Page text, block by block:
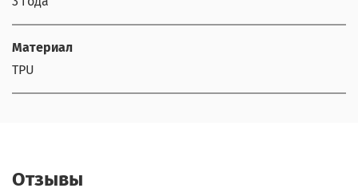
Материал
TPU
Отзывы